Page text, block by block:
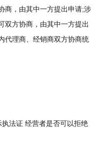
商，由其中一方提出申请;涉
双方协商，由其中一方提出
代理商、经销商双方协商统
法证 经营者是否可以拒绝